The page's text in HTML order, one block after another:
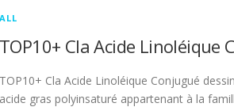
ALL
TOP10+ Cla Acide Linoléique
TOP10+ Cla Acide Linoléique Conjugué
acide gras polyinsaturé appartenant à la